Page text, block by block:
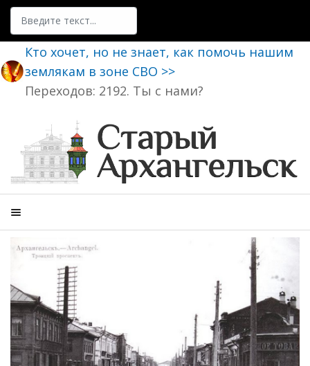
Поиск
Кто хочет, но не знает, как помочь нашим
землякам в зоне СВО >>
Переходов: 2192. Ты с нами?